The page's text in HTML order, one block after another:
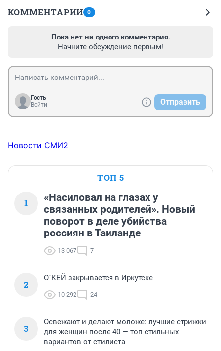
КОММЕНТАРИИ 0
Пока нет ни одного комментария.
Начните обсуждение первым!
Гость
Войти
Отправить
Новости СМИ2
ТОП 5
1
«Насиловал на глазах у
связанных родителей». Новый
поворот в деле убийства
россиян в Таиланде
13 067 7
2
О`КЕЙ закрывается в Иркутске
10 292 24
3
Освежают и делают моложе: лучшие стрижки
для женщин после 40 — топ стильных
вариантов от стилиста